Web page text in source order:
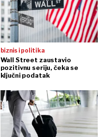
biznis i politika
Wall Street zaustavio
pozitivnu seriju, čeka se
ključni podatak